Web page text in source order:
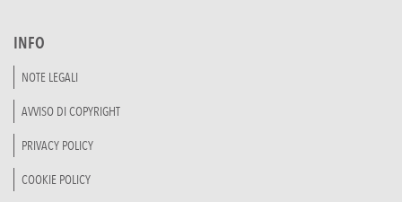
INFO
NOTE LEGALI
AVVISO DI COPYRIGHT
PRIVACY POLICY
COOKIE POLICY